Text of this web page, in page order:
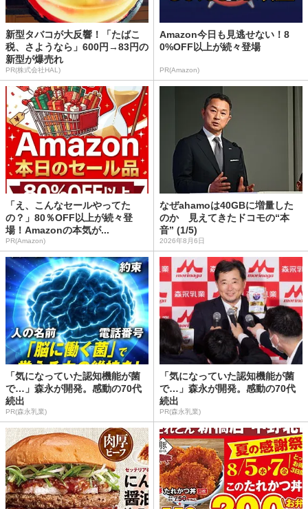
新型タバコが大反響！「たばこ
税、さようなら」600円→83円の
新型が爆売れ
PR(株式会社HAL)
Amazon今日も見逃せない！8
0%OFF以上が続々登場
PR(Amazon)
「え、こんなセールやってた
の？」80％OFF以上が続々登
場！Amazonの本気が...
PR(Amazon)
なぜahamoは40GBに増量した
のか 見えてきたドコモの“本
音” (1/5)
2026年8月6日
「気になっていた認知機能が菌
で…」森永が開発。感動の70代
続出
PR(森永乳業)
「気になっていた認知機能が菌
で…」森永が開発。感動の70代
続出
PR(森永乳業)